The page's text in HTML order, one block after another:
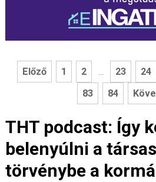
Előző 1 2 ... 23 24
83 84
THT podcast: Így
belenyúlni a
törvénybe a